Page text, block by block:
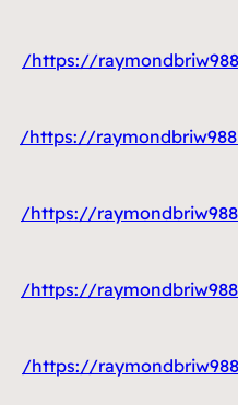
https://raymondbriw98877.slypage.com/23328453/
https://raymondbriw98877.slypage.com/23328454/
https://raymondbriw98877.slypage.com/23328459/
https://raymondbriw98877.slypage.com/23328457/
https://raymondbriw98877.slypage.com/23328461/